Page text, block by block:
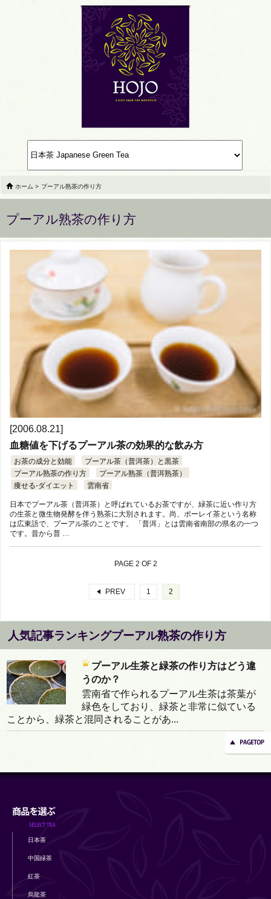
ホーム > プーアル熟茶の作り方
プーアル熟茶の作り方
[2006.08.21]
血糖値を下げるプーアル茶の効果的な飲み方
お茶の成分と効能
プーアル茶（普洱茶）と黒茶
プーアル熟茶の作り方
プーアル熟茶（普洱熟茶）
痩せる-ダイエット
雲南省
日本でプーアル茶（普洱茶）と呼ばれているお茶ですが、緑茶に近い作り方
の生茶と微生物発酵を伴う熟茶に大別されます。尚、ポーレイ茶という名称
は広東語で、プーアル茶のことです。 「普洱」とは雲南省南部の県名の一つ
です。昔から普 …
PAGE 2 OF 2
PREV 1 2
人気記事ランキングプーアル熟茶の作り方
プーアル生茶と緑茶の作り方はどう違
うのか？
雲南省で作られるプーアル生茶は茶葉が
緑色をしており、緑茶と非常に似ている
ことから、緑茶と混同されることがあ...
日本茶
中国緑茶
紅茶
烏龍茶